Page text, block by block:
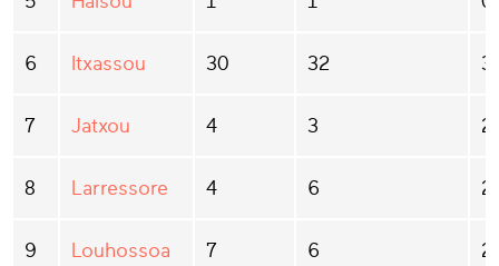
6 Itxassou 30 32
7 Jatxou 4 3
8 Larressore 4 6
9 Louhossoa 7 6